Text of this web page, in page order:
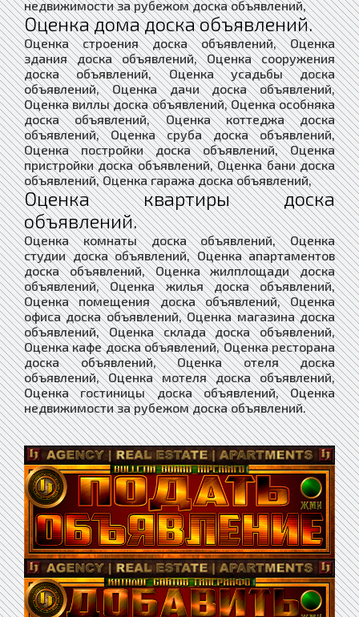
недвижимости за рубежом доска объявлений,
Оценка дома доска объявлений.
Оценка строения доска объявлений, Оценка
здания доска объявлений, Оценка сооружения
доска объявлений, Оценка усадьбы доска
объявлений, Оценка дачи доска объявлений,
Оценка виллы доска объявлений, Оценка особняка
доска объявлений, Оценка коттеджа доска
объявлений, Оценка сруба доска объявлений,
Оценка постройки доска объявлений, Оценка
пристройки доска объявлений, Оценка бани доска
объявлений, Оценка гаража доска объявлений,
Оценка квартиры доска
объявлений.
Оценка комнаты доска объявлений, Оценка
студии доска объявлений, Оценка апартаментов
доска объявлений, Оценка жилплощади доска
объявлений, Оценка жилья доска объявлений,
Оценка помещения доска объявлений, Оценка
офиса доска объявлений, Оценка магазина доска
объявлений, Оценка склада доска объявлений,
Оценка кафе доска объявлений, Оценка ресторана
доска объявлений, Оценка отеля доска
объявлений, Оценка мотеля доска объявлений,
Оценка гостиницы доска объявлений, Оценка
недвижимости за рубежом доска объявлений.